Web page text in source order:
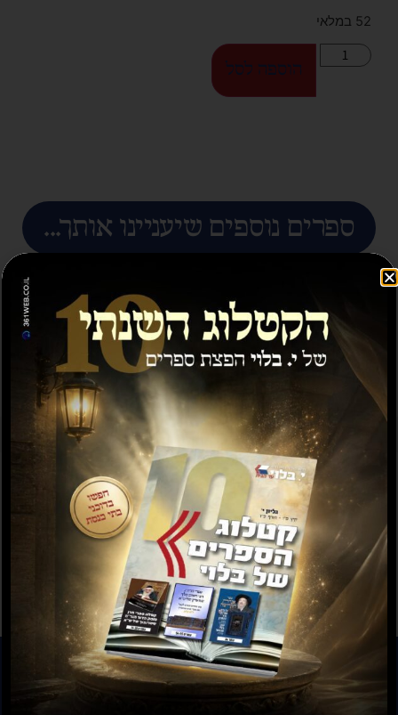
52 במלאי
הוספה לסל
ספרים נוספים שיעניינו אותך...
תשועה ברוב יועץ
₪35.00 ₪ 15.00
תשובה מאת הרב ראובן
לויכטר שליטא
30.00